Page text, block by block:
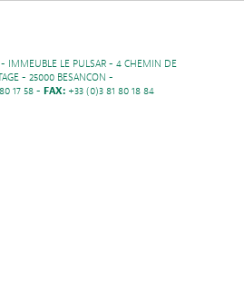
- IMMEUBLE LE PULSAR - 4 CHEMIN DE
- 25000 BESANCON -
17 58 - FAX: +33 (0)3 81 80 18 84